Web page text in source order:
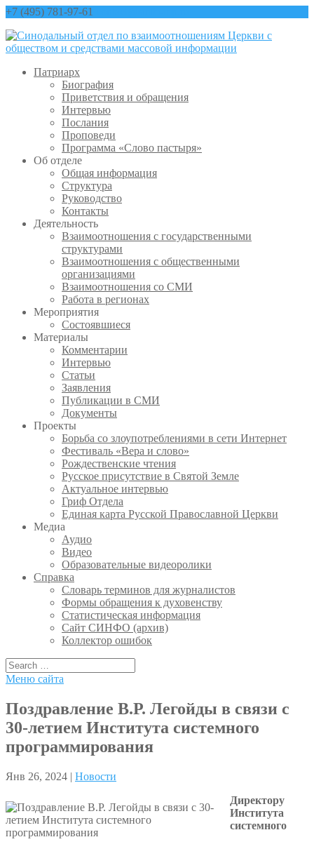
+7 (495) 781-97-61
Патриарх
Биография
Приветствия и обращения
Интервью
Послания
Проповеди
Программа «Слово пастыря»
Об отделе
Общая информация
Структура
Руководство
Контакты
Деятельность
Взаимоотношения с государственными
структурами
Взаимоотношения с общественными
организациями
Взаимоотношения со СМИ
Работа в регионах
Мероприятия
Состоявшиеся
Материалы
Комментарии
Интервью
Статьи
Заявления
Публикации в СМИ
Документы
Проекты
Борьба со злоупотреблениями в сети Интернет
Фестиваль «Вера и слово»
Рождественские чтения
Русское присутствие в Святой Земле
Актуальное интервью
Гриф Отдела
Единая карта Русской Православной Церкви
Медиа
Аудио
Видео
Образовательные видеоролики
Справка
Словарь терминов для журналистов
Формы обращения к духовенству
Статистическая информация
Сайт СИНФО (архив)
Коллектор ошибок
Меню сайта
Поздравление В.Р. Легойды в связи с
30-летием Института системного
программирования
Янв 26, 2024 | Новости
Директору
Института
системного